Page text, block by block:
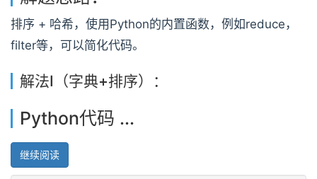
排序 + 哈希，使用Python的内置函数，例如reduce，
filter等，可以简化代码。
解法I（字典+排序）：
Python代码 ...
继续阅读